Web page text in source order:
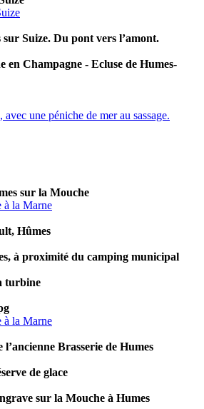
Suize. Du pont vers l’amont.
en Champagne - Ecluse de Humes-
une péniche de mer au sassage.
sur la Mouche
à la Marne
Hûmes
à proximité du camping municipal
turbine
à la Marne
Brasserie de Humes
de glace
sur la Mouche à Humes